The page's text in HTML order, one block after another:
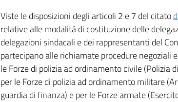
Viste le disposizioni degli articoli 2 e 7 del citato
relative alle modalità di costituzione delle
delegazioni sindacali e dei rappresentanti del
partecipano alle richiamate procedure negoziali
le Forze di polizia ad ordinamento civile (Polizia
per le Forze di polizia ad ordinamento militare
guardia di finanza) e per le Forze armate